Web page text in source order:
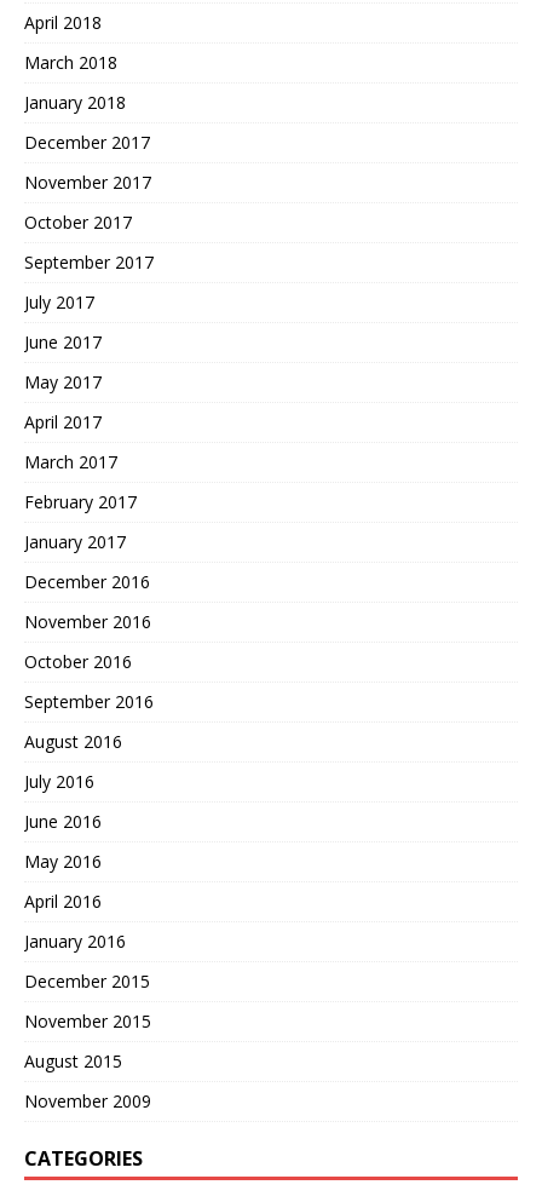
April 2018
March 2018
January 2018
December 2017
November 2017
October 2017
September 2017
July 2017
June 2017
May 2017
April 2017
March 2017
February 2017
January 2017
December 2016
November 2016
October 2016
September 2016
August 2016
July 2016
June 2016
May 2016
April 2016
January 2016
December 2015
November 2015
August 2015
November 2009
CATEGORIES